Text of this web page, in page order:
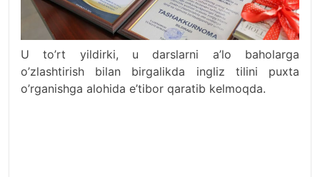
U to’rt yildirki, u darslarni a’lo baholarga
o’zlashtirish bilan birgalikda ingliz tilini puxta
o’rganishga alohida e’tibor qaratib kelmoqda.